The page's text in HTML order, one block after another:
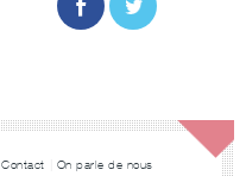
Contact On parle de nous